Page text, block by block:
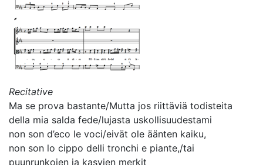
Recitative
Ma se prova bastante/Mutta jos riittäviä todisteita
della mia salda fede/lujasta uskollisuudestami
non son d’eco le voci/eivät ole äänten kaiku,
non son lo cippo delli tronchi e piante,/tai
puunrunkojen ja kasvien merkit